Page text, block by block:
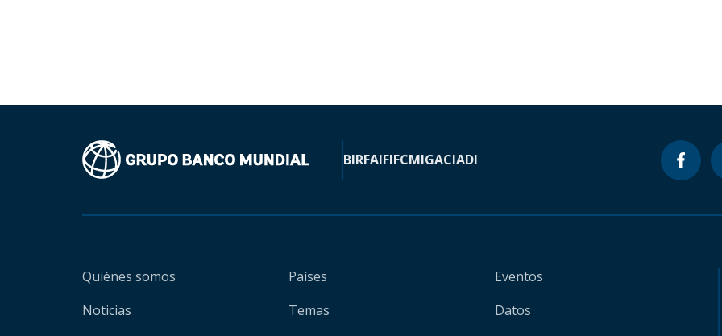
BIRFAIFIFCMIGACIADI
Quiénes somos
Noticias
Países
Temas
Eventos
Datos